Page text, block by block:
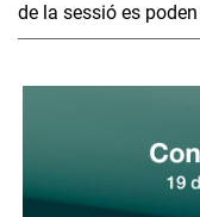
de la sessió es